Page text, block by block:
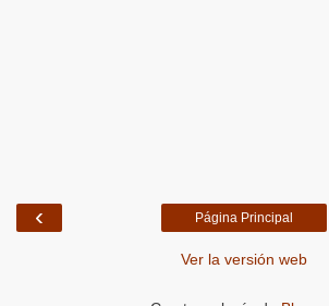
‹ Página Principal
Ver la versión web